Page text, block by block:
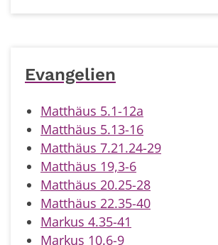
Evangelien
Matthäus 5.1-12a
Matthäus 5.13-16
Matthäus 7.21.24-29
Matthäus 19,3-6
Matthäus 20.25-28
Matthäus 22.35-40
Markus 4.35-41
Markus 10.6-9